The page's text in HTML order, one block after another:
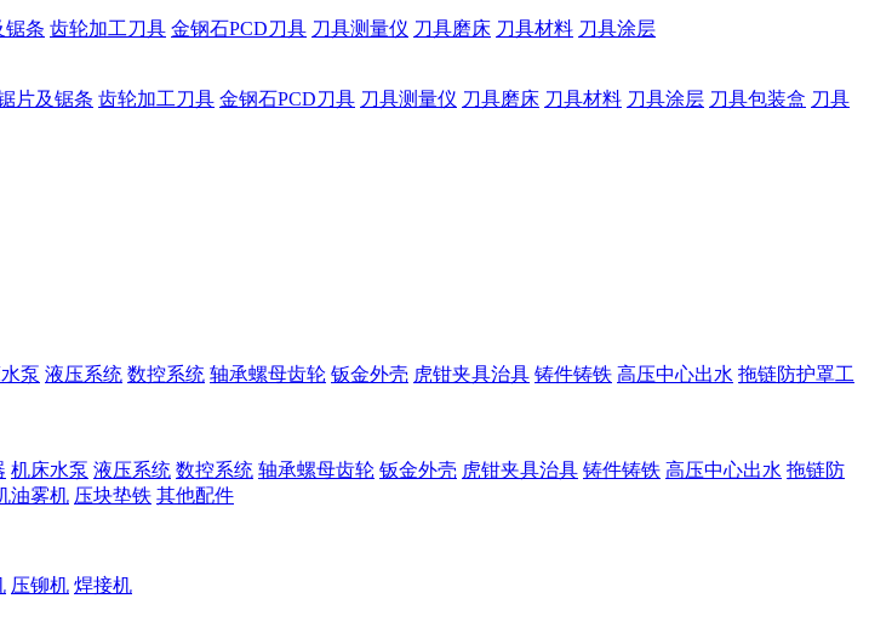
锯条 齿轮加工刀具 金钢石PCD刀具 刀具测量仪 刀具磨床 刀具材料 刀具涂层
片及锯条 齿轮加工刀具 金钢石PCD刀具 刀具测量仪 刀具磨床 刀具材料 刀具涂层 刀具包装盒 刀具
泵 液压系统 数控系统 轴承螺母齿轮 钣金外壳 虎钳夹具治具 铸件铸铁 高压中心出水 拖链防护罩工
机床水泵 液压系统 数控系统 轴承螺母齿轮 钣金外壳 虎钳夹具治具 铸件铸铁 高压中心出水 拖链防
油雾机 压块垫铁 其他配件
压铆机 焊接机